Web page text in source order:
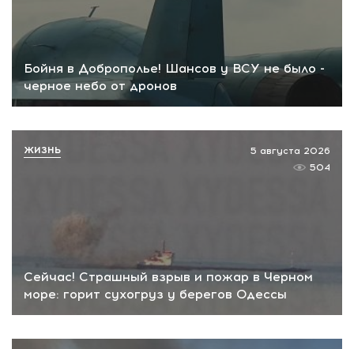
Бойня в Доброполье! Шансов у ВСУ не было -
черное небо от дронов
Сейчас! Страшный взрыв и пожар в Черном
море: горит сухогруз у берегов Одессы
5 августа 2026
504
ЖИЗНЬ